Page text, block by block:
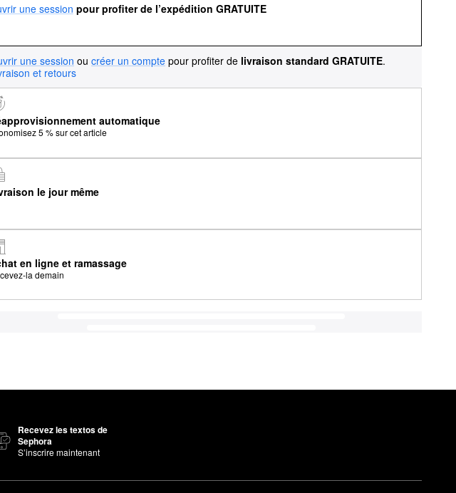
une session pour profiter de l’expédition GRATUITE
une session ou créer un compte pour profiter de livraison standard GRATUITE.
et retours
automatique
5 % sur cet article
le jour même
en ligne et ramassage
la demain
Recevez les textos de
Sephora
S’inscrire maintenant